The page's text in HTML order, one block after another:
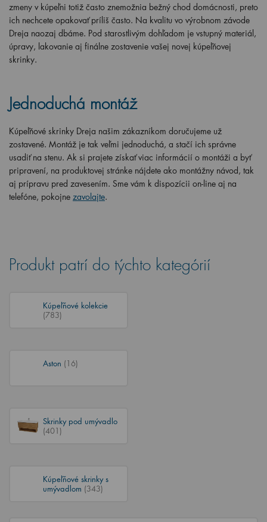
zmeny v kúpeľni totiž často znemožnia bežný chod domácnosti, preto
ich nechcete opakovať príliš často. Na kvalitu vo výrobnom závode
Dreja naozaj dbáme. Pod starostlivým dohľadom je vstupný materiál,
úpravy, lakovanie aj finálne zostavenie vašej novej kúpeľňovej
skrinky.
Jednoduchá montáž
Kúpeľňové skrinky Dreja našim zákazníkom doručujeme už
zostavené. Montáž je tak veľmi jednoduchá, a stačí ich správne
usadiť na stenu. Ak si prajete získať viac informácií o montáži a byť
pripravení, na produktovej stránke nájdete ako montážny návod, tak
aj prípravu pred zavesením. Sme vám k dispozícii on-line aj na
telefóne, pokojne zavolajte.
Produkt patrí do týchto kategórií
Kúpeľňové kolekcie
(783)
Aston (16)
Skrinky pod umývadlo
(401)
Kúpeľňové skrinky s
umývadlom (343)